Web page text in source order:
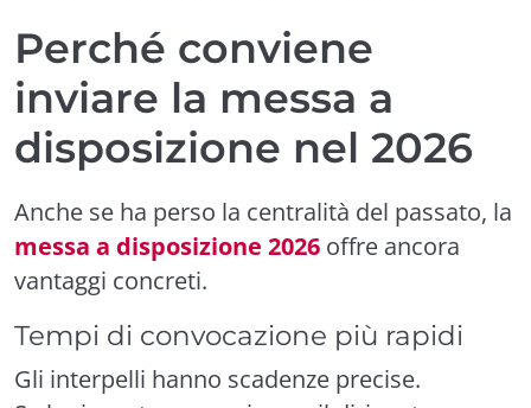
Perché conviene
inviare la messa a
disposizione nel 2026
Anche se ha perso la centralità del passato, la
messa a disposizione 2026 offre ancora
vantaggi concreti.
Tempi di convocazione più rapidi
Gli interpelli hanno scadenze precise.